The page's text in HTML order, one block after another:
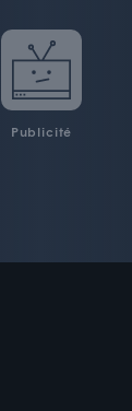
Publicité